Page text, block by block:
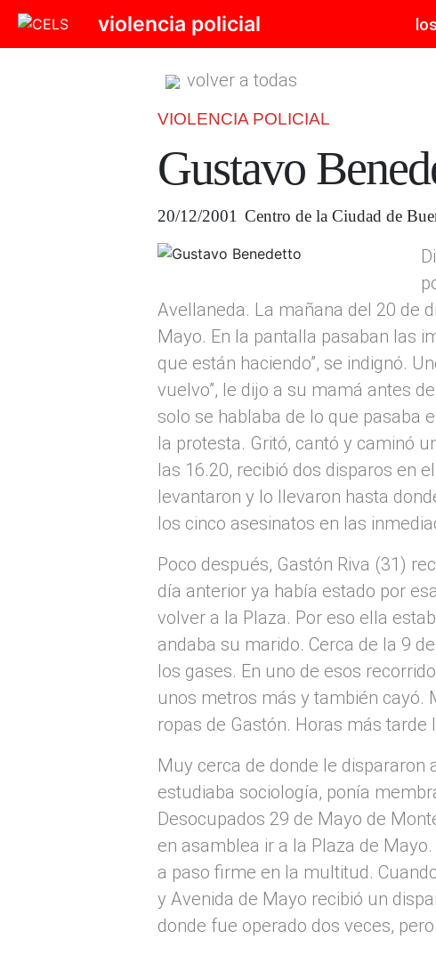
violencia policial
volver a todas
VIOLENCIA POLICIAL
Gustavo
20/12/2001 Centro de la Ciudad de
Avellaneda. La mañana del 20 de
Mayo. En la pantalla pasaban las
que están haciendo”, se indignó.
vuelvo”, le dijo a su mamá antes
solo se hablaba de lo que pasaba
la protesta. Gritó, cantó y caminó
las 16.20, recibió dos disparos en
levantaron y lo llevaron hasta
los cinco asesinatos en las
Poco después, Gastón Riva (31)
día anterior ya había estado por
volver a la Plaza. Por eso ella
andaba su marido. Cerca de la 9
los gases. En uno de esos
unos metros más y también cayó.
ropas de Gastón. Horas más
Muy cerca de donde le dispararon
estudiaba sociología, ponía
Desocupados 29 de Mayo de
en asamblea ir a la Plaza de
a paso firme en la multitud.
y Avenida de Mayo recibió un
donde fue operado dos veces,